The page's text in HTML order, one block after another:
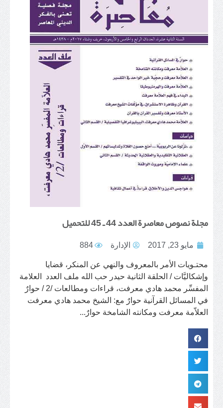
مجلة نصوص معاصرة العدد 44 ـ 45 للتحميل
مايو 23, 2017 الإدارة 884
محتـويات الأمر بالمعروف والنهي عن المنكر، قضايا
وإشكاليَّات / الحلقة الثانية حيدر حب الله ملف العدد العلامة
المفسِّر محمد هادي معرفت، قراءات ومطالعات /2 / حوارٌ
في المسائل القرآنية حوارٌ مع: الشيخ محمد هادي معرفت
العلاّمة معرفت ومكانته الشامخة حوارٌ...